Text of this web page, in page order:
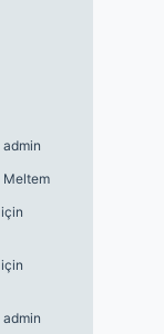
admin
Meltem
için
için
admin